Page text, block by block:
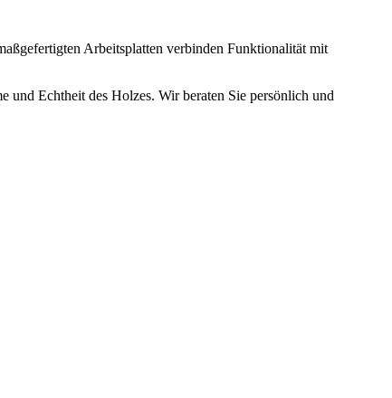
Arbeitsplatten verbinden Funktionalität mit
und Echtheit des Holzes. Wir beraten Sie persönlich und